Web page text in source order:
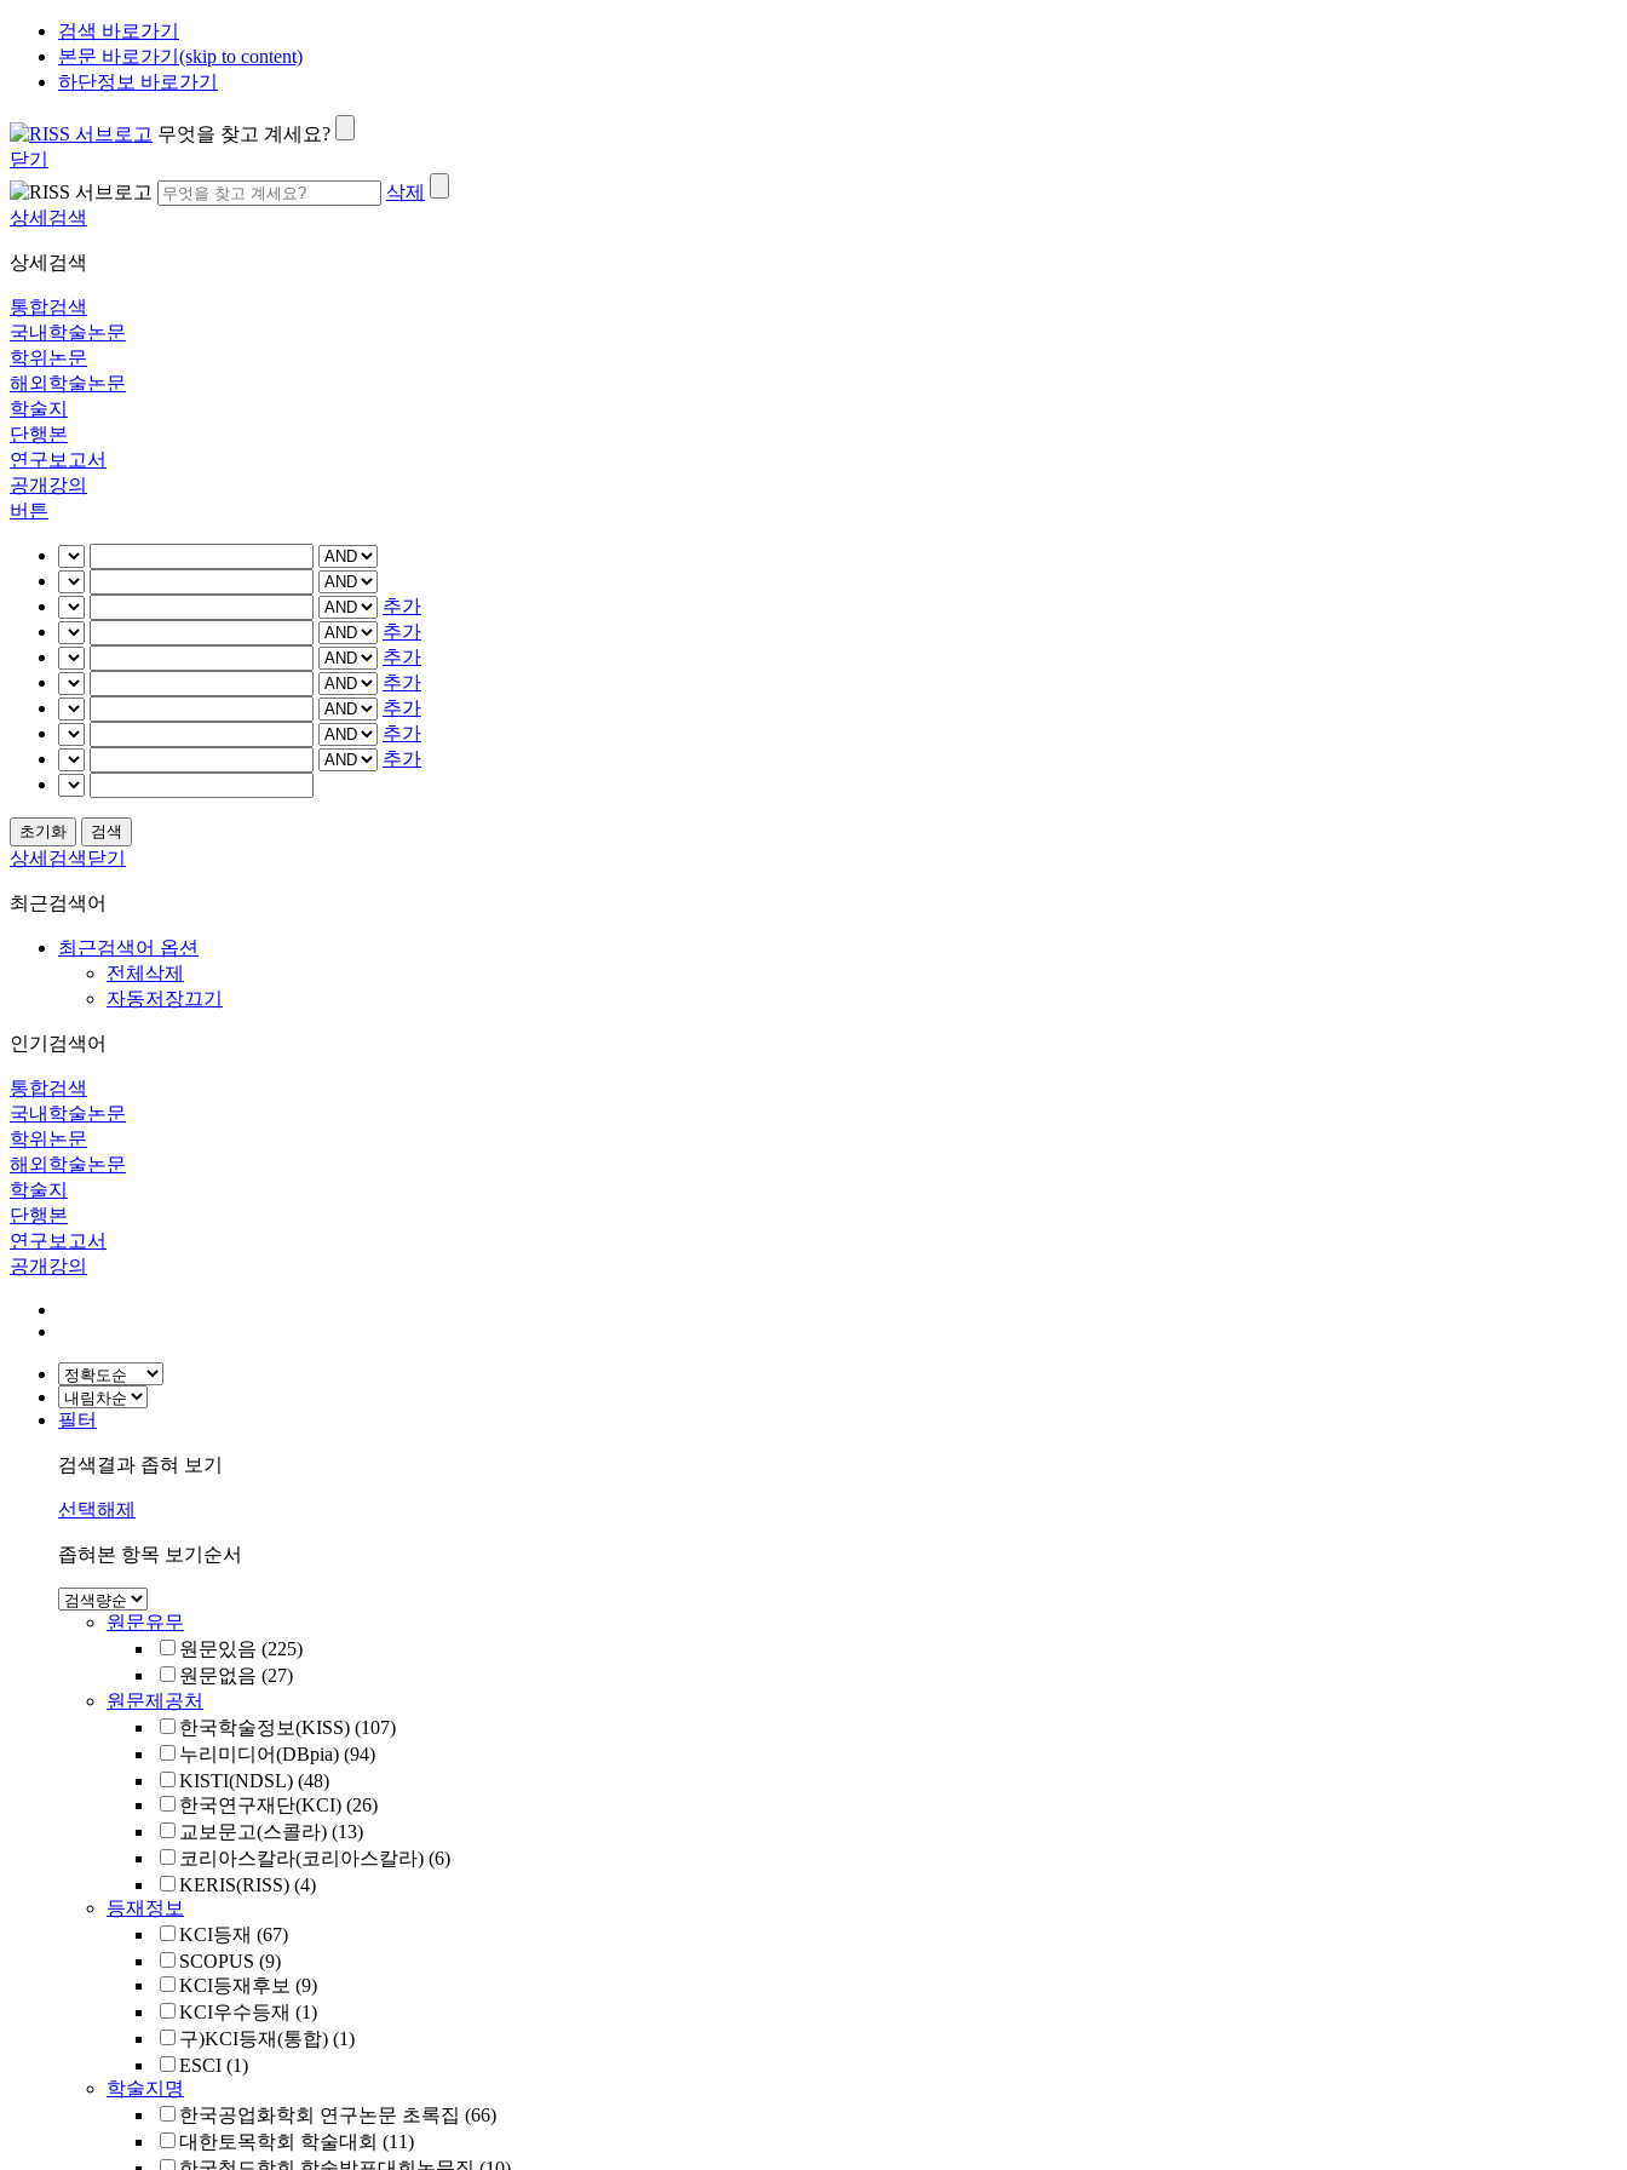
검색 바로가기
본문 바로가기(skip to content)
하단정보 바로가기
무엇을 찾고 계세요?
닫기
삭제
상세검색
상세검색
통합검색
국내학술논문
학위논문
해외학술논문
학술지
단행본
연구보고서
공개강의
버튼
추가
추가
추가
추가
추가
추가
추가
상세검색닫기
최근검색어
최근검색어 옵션
전체삭제
자동저장끄기
인기검색어
통합검색
국내학술논문
학위논문
해외학술논문
학술지
단행본
연구보고서
공개강의
필터
검색결과 좁혀 보기
선택해제
좁혀본 항목 보기순서
원문유무
원문있음 (225)
원문없음 (27)
원문제공처
한국학술정보(KISS) (107)
누리미디어(DBpia) (94)
KISTI(NDSL) (48)
한국연구재단(KCI) (26)
교보문고(스콜라) (13)
코리아스칼라(코리아스칼라) (6)
KERIS(RISS) (4)
등재정보
KCI등재 (67)
SCOPUS (9)
KCI등재후보 (9)
KCI우수등재 (1)
구)KCI등재(통합) (1)
ESCI (1)
학술지명
한국공업화학회 연구논문 초록집 (66)
대한토목학회 학술대회 (11)